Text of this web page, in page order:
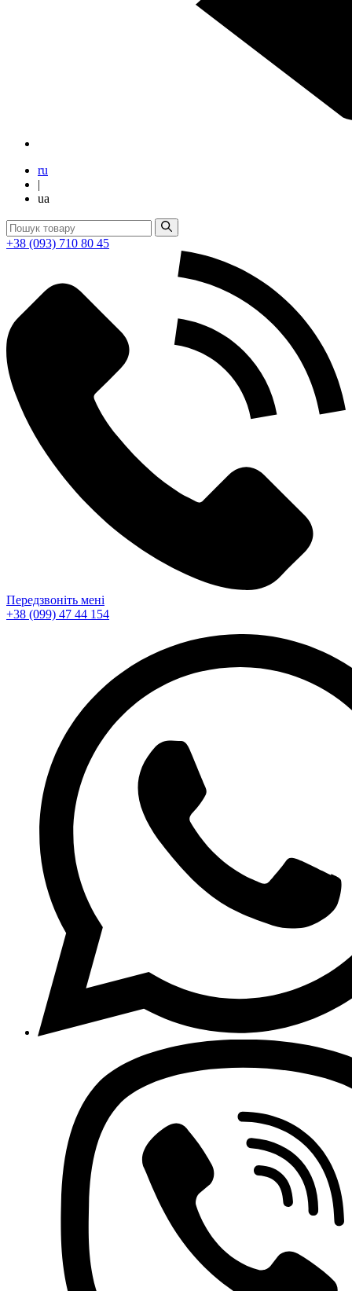
ru
|
ua
+38 (093) 710 80 45
Передзвоніть мені
+38 (099) 47 44 154